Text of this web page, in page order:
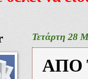
Τετάρτη 28
ΑΠΟ